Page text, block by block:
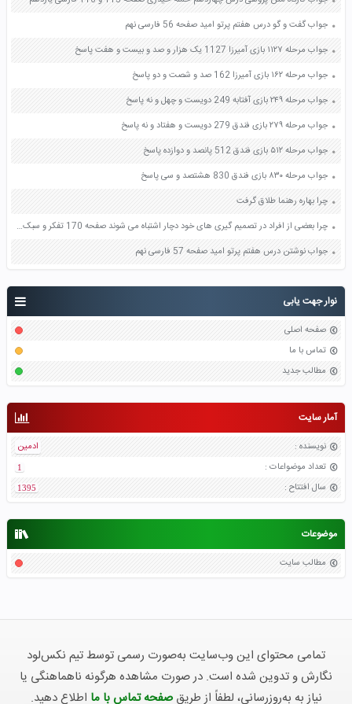
نوار جهت یابی
صفحه اصلی
تماس با ما
مطالب جدید
آمار سایت
نویسنده :
ادمین
تعداد موضواعات :
1
سال افتتاح :
1395
موضوعات
مطالب سایت
جواب گفت و گو درس هفتم پرتو امید صفحه 56 فارسی نهم
جواب مرحله ۱۱۲۷ بازی آمیرزا 1127 یک هزار و صد و بیست و هفت پاسخ
جواب مرحله ۱۶۲ بازی آمیرزا 162 صد و شصت و دو پاسخ
جواب مرحله ۲۴۹ بازی آفتابه 249 دویست و چهل و نه پاسخ
جواب مرحله ۲۷۹ بازی فندق 279 دویست و هفتاد و نه پاسخ
جواب مرحله ۵۱۲ بازی فندق 512 پانصد و دوازده پاسخ
جواب مرحله ۸۳۰ بازی فندق 830 هشتصد و سی پاسخ
چرا بهاره رهنما طلاق گرفت
چرا بعضی از افراد در تصمیم گیری های خود دچار اشتباه می شوند صفحه 170 تفکر و سبک زندگی هشتم
جواب نوشتن درس هفتم پرتو امید صفحه 57 فارسی نهم
تمامی محتوای این وب‌سایت به‌صورت رسمی توسط تیم نکس‌لود
نگارش و تدوین شده است. در صورت مشاهده هرگونه ناهماهنگی یا
نیاز به به‌روزرسانی، لطفاً از طریقصفحه تماس با ما اطلاع دهید.